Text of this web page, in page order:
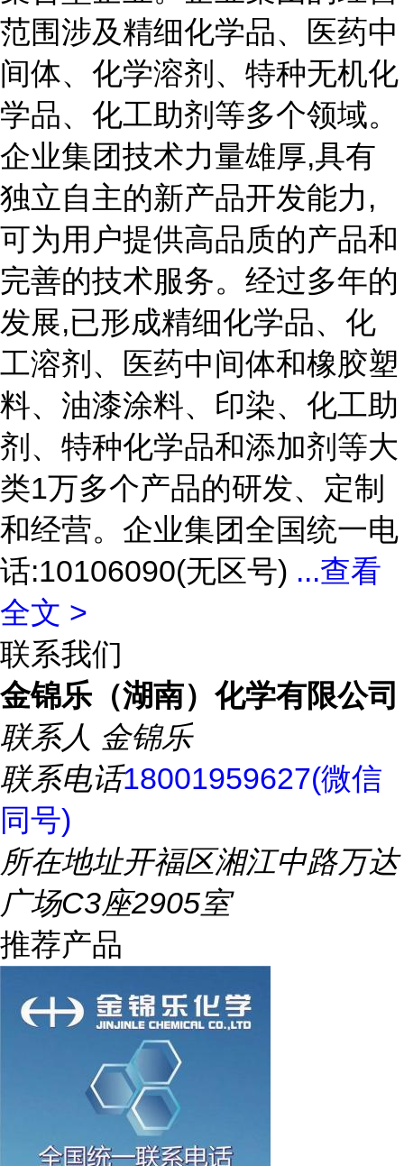
范围涉及精细化学品、医药中
间体、化学溶剂、特种无机化
学品、化工助剂等多个领域。
企业集团技术力量雄厚,具有
独立自主的新产品开发能力,
可为用户提供高品质的产品和
完善的技术服务。经过多年的
发展,已形成精细化学品、化
工溶剂、医药中间体和橡胶塑
料、油漆涂料、印染、化工助
剂、特种化学品和添加剂等大
类1万多个产品的研发、定制
和经营。企业集团全国统一电
话:10106090(无区号) ...查看
全文 >
联系我们
金锦乐（湖南）化学有限公司
联系人 金锦乐
联系电话18001959627(微信
同号)
所在地址开福区湘江中路万达
广场C3座2905室
推荐产品